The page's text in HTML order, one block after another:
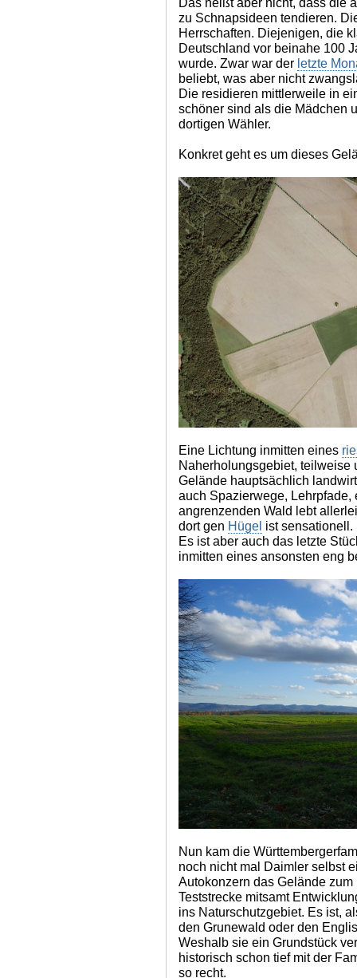
zu Schnapsideen tendieren.
Herrschaften. Diejenigen, die
Deutschland vor beinahe 100
wurde. Zwar war der letzte
beliebt, was aber nicht
Die residieren mittlerweile in
schöner sind als die Mädchen
dortigen Wähler.
Konkret geht es um dieses
Eine Lichtung inmitten eines
Naherholungsgebiet, teilweise
Gelände hauptsächlich
auch Spazierwege, Lehrpfade,
angrenzenden Wald lebt
dort gen Hügel ist
Es ist aber auch das letzte
inmitten eines ansonsten eng
Nun kam die
noch nicht mal Daimler selbst
Autokonzern das Gelände
Teststrecke mitsamt
ins Naturschutzgebiet. Es ist,
den Grunewald oder den
Weshalb sie ein Grundstück
historisch schon tief mit der
so recht.